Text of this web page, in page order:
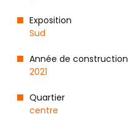
Exposition
Sud
Année de construction
2021
Quartier
centre